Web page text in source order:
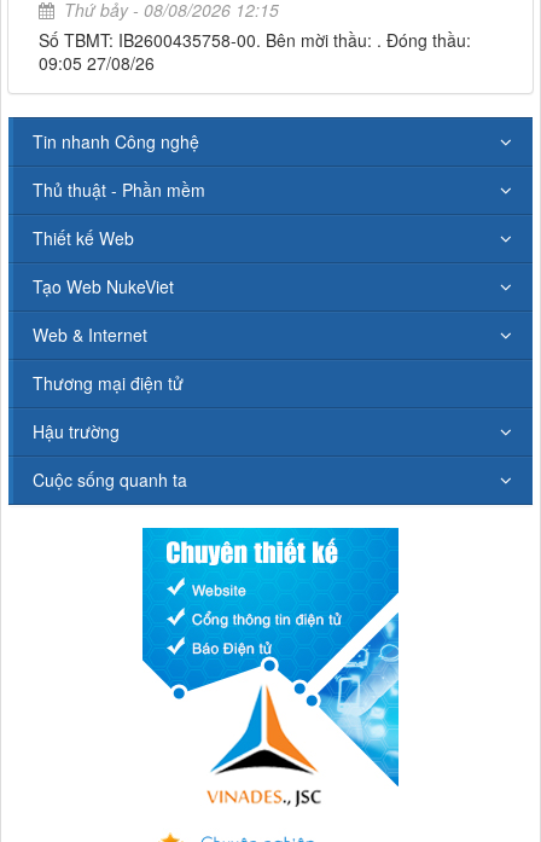
Thứ bảy - 08/08/2026 12:15
Số TBMT: IB2600435758-00. Bên mời thầu: . Đóng thầu:
09:05 27/08/26
Tin nhanh Công nghệ
Thủ thuật - Phần mềm
Thiết kế Web
Tạo Web NukeViet
Web & Internet
Thương mại điện tử
Hậu trường
Cuộc sống quanh ta